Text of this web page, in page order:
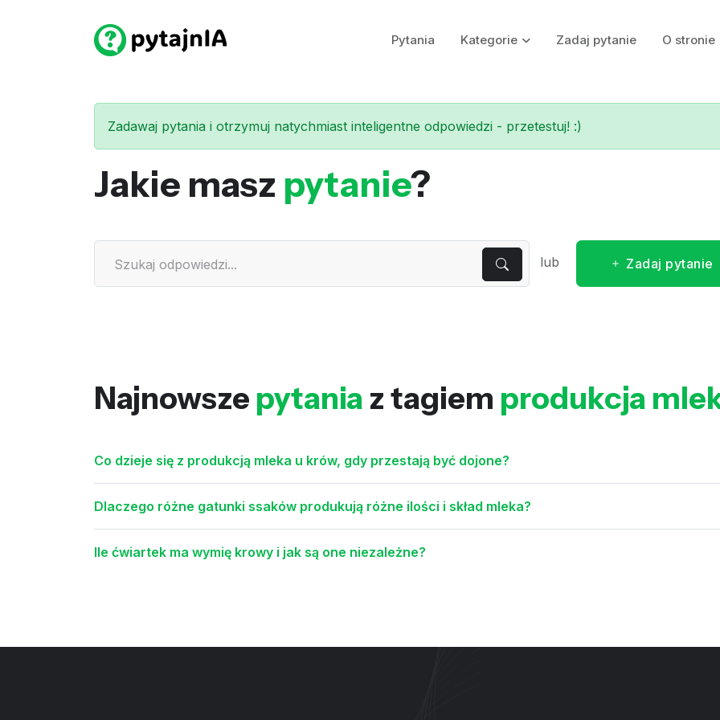
Pytania Kategorie Zadaj pytanie O stronie
Zadawaj pytania i otrzymuj natychmiast inteligentne odpowiedzi - przetestuj! :)
Jakie masz pytanie?
lub Zadaj pytanie
Najnowsze pytania z tagiem produkcja
Co dzieje się z produkcją mleka u krów, gdy przestają być dojone?
Dlaczego różne gatunki ssaków produkują różne ilości i skład mleka?
Ile ćwiartek ma wymię krowy i jak są one niezależne?